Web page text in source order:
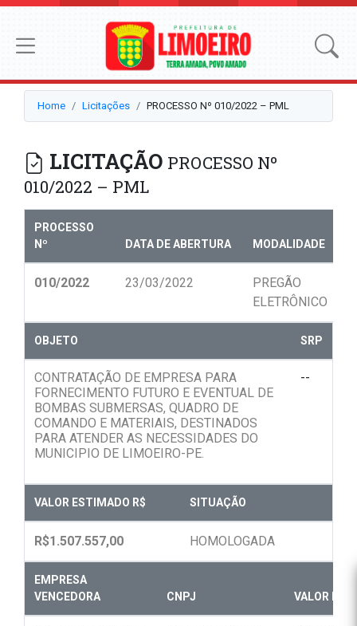
Home Licitações PROCESSO Nº 010/2022 – PML
LICITAÇÃO PROCESSO Nº
010/2022 – PML
PROCESSO
Nº
DATA DE ABERTURA MODALIDADE
010/2022 23/03/2022
PREGÃO
ELETRÔNICO
OBJETO SRP
CONTRATAÇÃO DE EMPRESA PARA
FORNECIMENTO FUTURO E EVENTUAL DE
BOMBAS SUBMERSAS, QUADRO DE
COMANDO E MATERIAIS, DESTINADOS
PARA ATENDER AS NECESSIDADES DO
MUNICIPIO DE LIMOEIRO-PE.
--
VALOR ESTIMADO R$ SITUAÇÃO
R$1.507.557,00 HOMOLOGADA
EMPRESA
VENCEDORA
CNPJ VALOR